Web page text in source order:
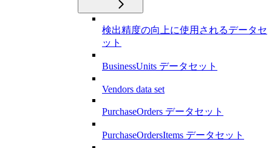
検出精度の向上に使用されるデータセ
ット
BusinessUnits データセット
Vendors data set
PurchaseOrders データセット
PurchaseOrdersItems データセット